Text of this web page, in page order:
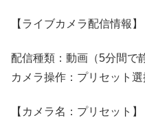
【ライブカメラ配信情報】
配信種類：動画（5分間で
カメラ操作：プリセット
【カメラ名：プリセット】